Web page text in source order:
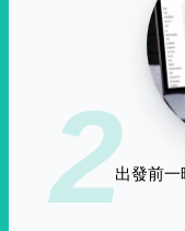
2出發前